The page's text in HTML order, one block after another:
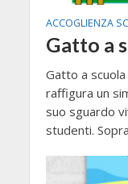
ACCOGLIENZA
Gatto a
Gatto a
raffigura un
suo sguardo
studenti.